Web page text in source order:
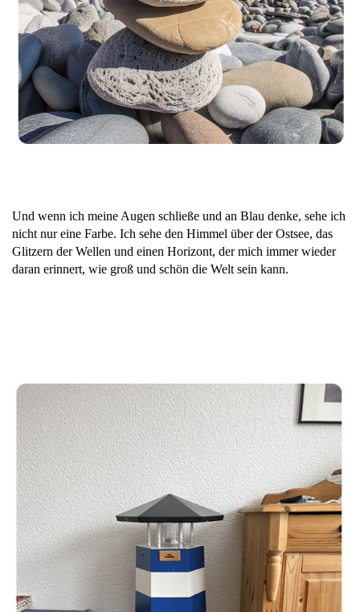
Und wenn ich meine Augen schließe und an Blau denke, sehe ich
nicht nur eine Farbe. Ich sehe den Himmel über der Ostsee, das
Glitzern der Wellen und einen Horizont, der mich immer wieder
daran erinnert, wie groß und schön die Welt sein kann.